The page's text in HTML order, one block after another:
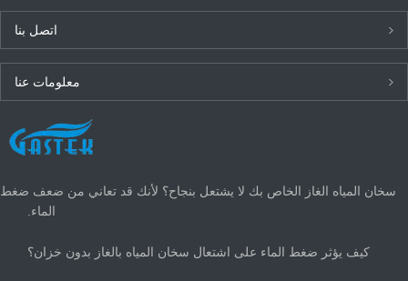
اتصل بنا
معلومات عنا
أحدث الأخبار
سخان المياه الغاز الخاص بك لا يشتعل بنجاح؟ لأنك قد تعاني من ضعف ضغط
الماء.
كيف يؤثر ضغط الماء على اشتعال سخان المياه بالغاز بدون خزان؟